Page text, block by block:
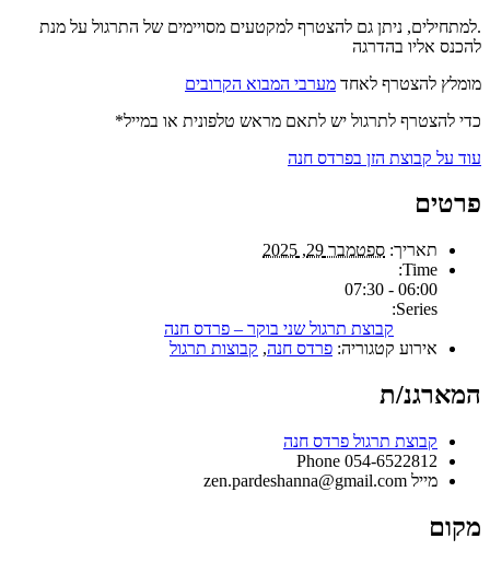
.למתחילים, ניתן גם להצטרף למקטעים מסויימים של התרגול על מנת
להכנס אליו בהדרגה
מומלץ להצטרף לאחד מערבי המבוא הקרובים
כדי להצטרף לתרגול יש לתאם מראש טלפונית או במייל*
עוד על קבוצת הזן בפרדס חנה
פרטים
תאריך: ספטמבר 29, 2025
Time:
06:00 - 07:30
Series:
קבוצת תרגול שני בוקר – פרדס חנה
אירוע קטגוריה: פרדס חנה, קבוצות תרגול
המארגנ/ת
קבוצת תרגול פרדס חנה
Phone 054-6522812
מייל zen.pardeshanna@gmail.com
מקום